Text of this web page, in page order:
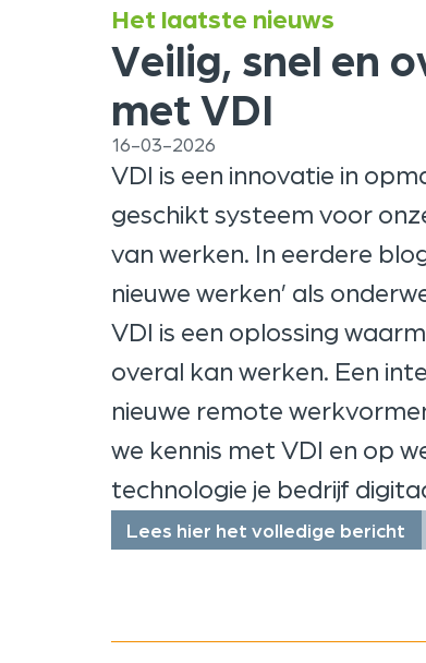
Het laatste nieuws
Veilig, snel en
met VDI
16-03-2026
VDI is een innovatie in
geschikt systeem voor
van werken. In eerdere
nieuwe werken’ als
VDI is een oplossing
overal kan werken. Een
nieuwe remote
we kennis met VDI en op
technologie je bedrijf
Lees hier het volledige bericht